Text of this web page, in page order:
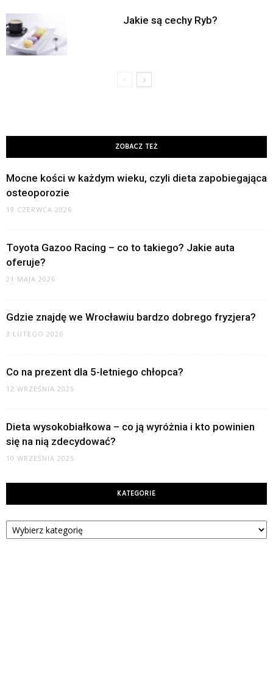
Jakie są cechy Ryb?
ZOBACZ TEŻ
Mocne kości w każdym wieku, czyli dieta zapobiegająca
osteoporozie
19 CZERWCA 2026
Toyota Gazoo Racing – co to takiego? Jakie auta
oferuje?
21 MAJA 2026
Gdzie znajdę we Wrocławiu bardzo dobrego fryzjera?
3 LUTEGO 2026
Co na prezent dla 5-letniego chłopca?
12 WRZEŚNIA 2025
Dieta wysokobiałkowa – co ją wyróżnia i kto powinien
się na nią zdecydować?
10 WRZEŚNIA 2025
KATEGORIE
Kategorie